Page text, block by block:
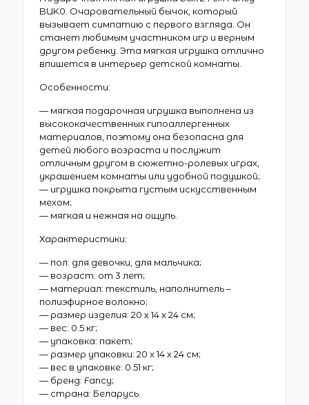
BUK0. Очаровательный бычок, который
вызывает симпатию с первого взгляда. Он
станет любимым участником игр и верным
другом ребенку. Эта мягкая игрушка отлично
впишется в интерьер детской комнаты.
Особенности:
— мягкая подарочная игрушка выполнена из
высококачественных гипоаллергенных
материалов, поэтому она безопасна для
детей любого возраста и послужит
отличным другом в сюжетно-ролевых играх,
украшением комнаты или удобной подушкой;
— игрушка покрыта густым искусственным
мехом;
— мягкая и нежная на ощупь.
Характеристики:
— пол: для девочки, для мальчика;
— возраст: от 3 лет;
— материал: текстиль, наполнитель –
полиэфирное волокно;
— размер изделия: 20 х 14 х 24 см;
— вес: 0.5 кг;
— упаковка: пакет;
— размер упаковки: 20 х 14 х 24 см;
— вес в упаковке: 0.51 кг;
— бренд: Fancy;
— страна: Беларусь.